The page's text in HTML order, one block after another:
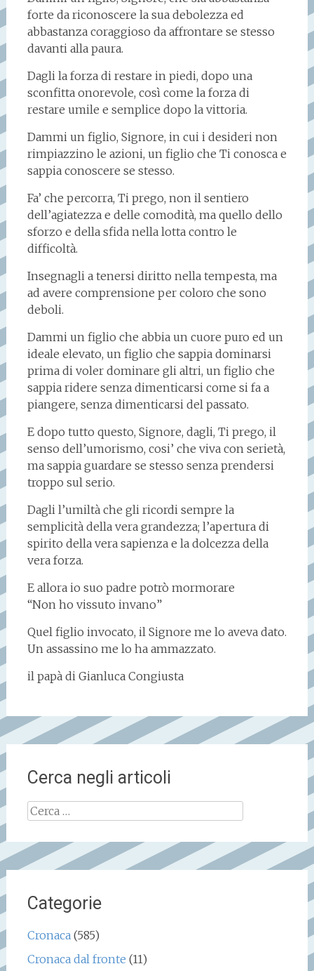
forte da riconoscere la sua debolezza ed
abbastanza coraggioso da affrontare se stesso
davanti alla paura.
Dagli la forza di restare in piedi, dopo una
sconfitta onorevole, così come la forza di
restare umile e semplice dopo la vittoria.
Dammi un figlio, Signore, in cui i desideri non
rimpiazzino le azioni, un figlio che Ti conosca e
sappia conoscere se stesso.
Fa’ che percorra, Ti prego, non il sentiero
dell’agiatezza e delle comodità, ma quello dello
sforzo e della sfida nella lotta contro le
difficoltà.
Insegnagli a tenersi diritto nella tempesta, ma
ad avere comprensione per coloro che sono
deboli.
Dammi un figlio che abbia un cuore puro ed un
ideale elevato, un figlio che sappia dominarsi
prima di voler dominare gli altri, un figlio che
sappia ridere senza dimenticarsi come si fa a
piangere, senza dimenticarsi del passato.
E dopo tutto questo, Signore, dagli, Ti prego, il
senso dell’umorismo, cosi’ che viva con serietà,
ma sappia guardare se stesso senza prendersi
troppo sul serio.
Dagli l’umiltà che gli ricordi sempre la
semplicità della vera grandezza; l’apertura di
spirito della vera sapienza e la dolcezza della
vera forza.
E allora io suo padre potrò mormorare
“Non ho vissuto invano”
Quel figlio invocato, il Signore me lo aveva dato.
Un assassino me lo ha ammazzato.
il papà di Gianluca Congiusta
Cerca negli articoli
Ricerca
Categorie
Cronaca(585)
Cronaca dal fronte (11)